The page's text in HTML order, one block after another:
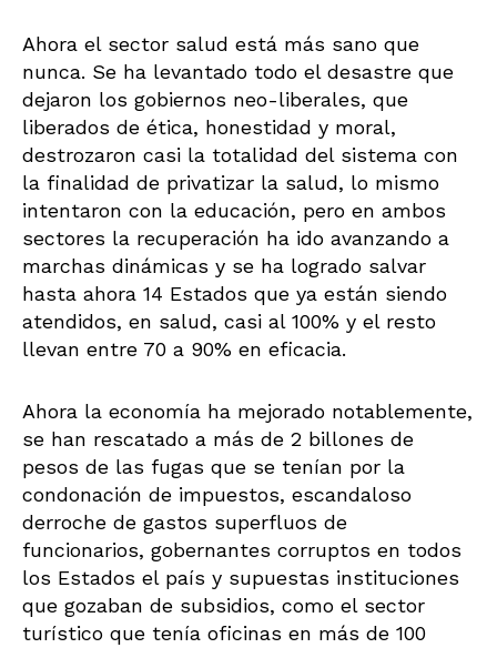
Ahora el sector salud está más sano que
nunca. Se ha levantado todo el desastre que
dejaron los gobiernos neo-liberales, que
liberados de ética, honestidad y moral,
destrozaron casi la totalidad del sistema con
la finalidad de privatizar la salud, lo mismo
intentaron con la educación, pero en ambos
sectores la recuperación ha ido avanzando a
marchas dinámicas y se ha logrado salvar
hasta ahora 14 Estados que ya están siendo
atendidos, en salud, casi al 100% y el resto
llevan entre 70 a 90% en eficacia.
Ahora la economía ha mejorado notablemente,
se han rescatado a más de 2 billones de
pesos de las fugas que se tenían por la
condonación de impuestos, escandaloso
derroche de gastos superfluos de
funcionarios, gobernantes corruptos en todos
los Estados el país y supuestas instituciones
que gozaban de subsidios, como el sector
turístico que tenía oficinas en más de 100